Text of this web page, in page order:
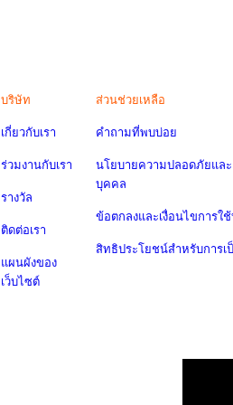
บริษัท
เกี่ยวกับเรา
ร่วมงานกับเรา
รางวัล
ติดต่อเรา
แผนผังของ
เว็บไซต์
ส่วนช่วยเหลือ
คำถามที่พบบ่อย
นโยบายความปลอดภัยแล
บุคคล
ข้อตกลงและเงื่อนไขการใ
สิทธิประโยชน์สำหรับการเ